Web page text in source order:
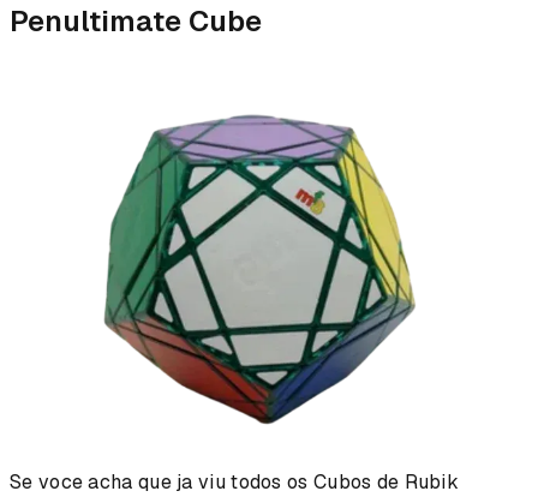
Penultimate Cube
Se voce acha que ja viu todos os Cubos de Rubik